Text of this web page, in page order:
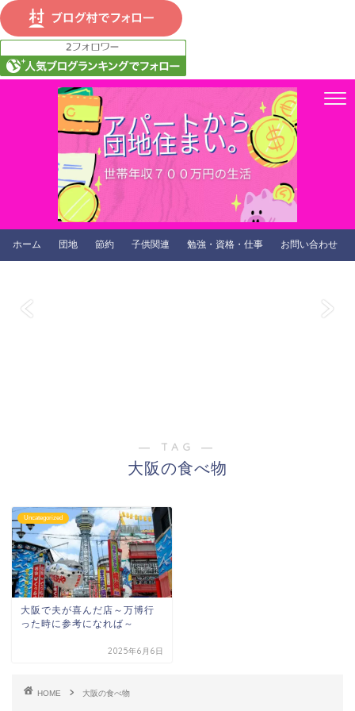
ホーム 団地 節約 子供関連 勉強・資格・仕事 お問い合わせ
― TAG ―
大阪の食べ物
Uncategorized
大阪で夫が喜んだ店～万博行
った時に参考になれば～
2025年6月6日
HOME 大阪の食べ物